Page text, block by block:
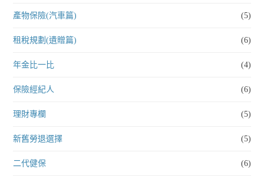
產物保險(汽車篇) (5)
租稅規劃(遺贈篇) (6)
年金比一比 (4)
保險經紀人 (6)
理財專欄 (5)
新舊勞退選擇 (5)
二代健保 (6)